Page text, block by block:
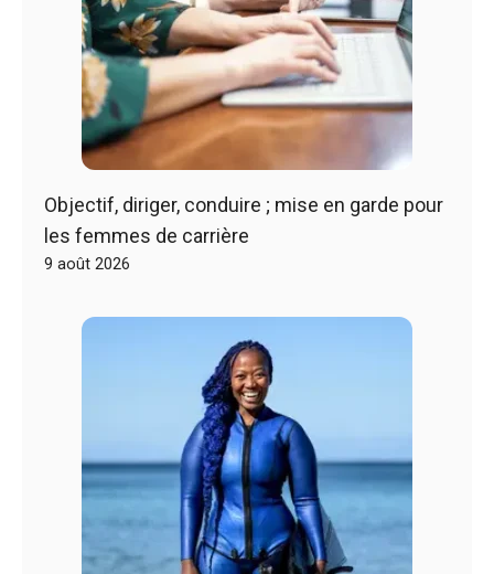
Objectif, diriger, conduire ; mise en garde pour
les femmes de carrière
9 août 2026